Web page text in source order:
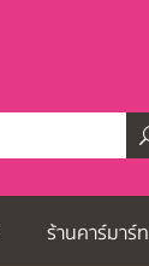
ร้านคาร์มาร์ท